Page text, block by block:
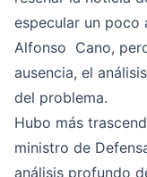
especular un poco
Alfonso Cano,
ausencia, el
del problema.
Hubo más
ministro de
análisis profundo